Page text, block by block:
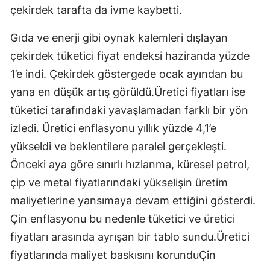
çekirdek tarafta da ivme kaybetti.
Gıda ve enerji gibi oynak kalemleri dışlayan
çekirdek tüketici fiyat endeksi haziranda yüzde
1’e indi. Çekirdek göstergede ocak ayından bu
yana en düşük artış görüldü.Üretici fiyatları ise
tüketici tarafındaki yavaşlamadan farklı bir yön
izledi. Üretici enflasyonu yıllık yüzde 4,1’e
yükseldi ve beklentilere paralel gerçekleşti.
Önceki aya göre sınırlı hızlanma, küresel petrol,
çip ve metal fiyatlarındaki yükselişin üretim
maliyetlerine yansımaya devam ettiğini gösterdi.
Çin enflasyonu bu nedenle tüketici ve üretici
fiyatları arasında ayrışan bir tablo sundu.Üretici
fiyatlarında maliyet baskısını korunduÇin